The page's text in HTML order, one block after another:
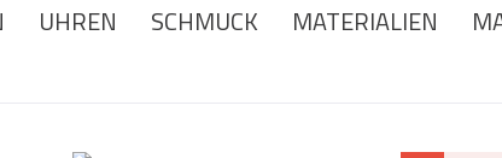
UHREN SCHMUCK MATERIALIEN